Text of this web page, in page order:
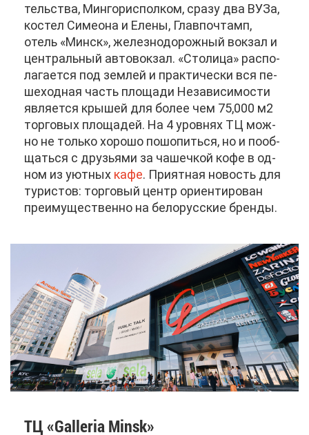
тель­ства, Мин­гор­ис­пол­ком, сра­зу два ВУ­За,
ко­стел Си­мео­на и Еле­ны, Глав­поч­тамп,
отель «Минск», же­лез­но­до­рож­ный вок­зал и
цен­траль­ный ав­то­вок­зал. «Сто­ли­ца» рас­по­
ла­га­ет­ся под зем­лей и прак­ти­че­ски вся пе­
ше­ход­ная часть пло­ща­ди Неза­ви­си­мо­сти
яв­ля­ет­ся кры­шей для бо­лее чем 75,000 м2
тор­го­вых пло­ща­дей. На 4 уров­нях ТЦ мож­
но не толь­ко хо­ро­шо по­шо­пить­ся, но и по­об­
щать­ся с дру­зья­ми за ча­шеч­кой ко­фе в од­
ном из уют­ных ка­фе. При­ят­ная но­вость для
ту­ри­стов: тор­го­вый центр ори­ен­ти­ро­ван
пре­иму­ще­ствен­но на бе­ло­рус­ские брен­ды.
ТЦ «Galleria Minsk»